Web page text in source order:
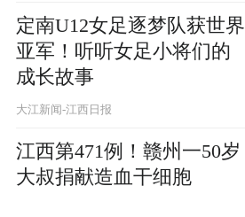
定南U12女足逐梦队获世界
亚军！听听女足小将们的
成长故事
大江新闻-江西日报
江西第471例！赣州一50岁
大叔捐献造血干细胞